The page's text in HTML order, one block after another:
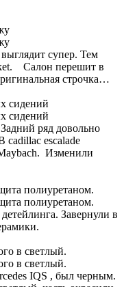
супер. Тем
Салон перешит в
строчка…
сидений
сидений
ряд довольно
escalade
Изменили
полиуретаном.
полиуретаном.
Завернули в
в светлый.
в светлый.
IQS , был черным.